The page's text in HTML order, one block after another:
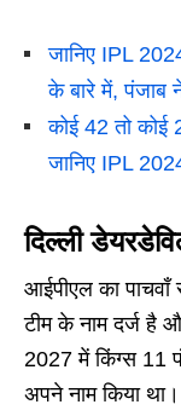
जानिए IPL
के बारे में, पंजाब
कोई 42 तो कोई
जानिए IPL
दिल्ली
आईपीएल का
टीम के नाम दर्ज है
2027 में किंग्स 11
अपने नाम किया